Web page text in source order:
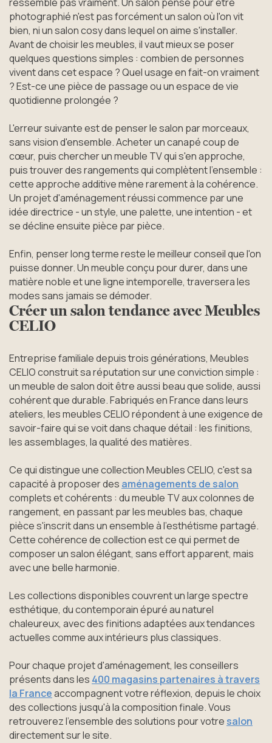
photographié n'est pas forcément un salon où l'on vit
bien, ni un salon cosy dans lequel on aime s'installer.
Avant de choisir les meubles, il vaut mieux se poser
quelques questions simples : combien de personnes
vivent dans cet espace ? Quel usage en fait-on vraiment
? Est-ce une pièce de passage ou un espace de vie
quotidienne prolongée ?
L'erreur suivante est de penser le salon par morceaux,
sans vision d'ensemble. Acheter un canapé coup de
cœur, puis chercher un meuble TV qui s'en approche,
puis trouver des rangements qui complètent l'ensemble :
cette approche additive mène rarement à la cohérence.
Un projet d'aménagement réussi commence par une
idée directrice - un style, une palette, une intention - et
se décline ensuite pièce par pièce.
Enfin, penser long terme reste le meilleur conseil que l'on
puisse donner. Un meuble conçu pour durer, dans une
matière noble et une ligne intemporelle, traversera les
modes sans jamais se démoder.
Créer un salon tendance avec Meubles
CELIO
Entreprise familiale depuis trois générations, Meubles
CELIO construit sa réputation sur une conviction simple :
un meuble de salon doit être aussi beau que solide, aussi
cohérent que durable. Fabriqués en France dans leurs
ateliers, les meubles CELIO répondent à une exigence de
savoir-faire qui se voit dans chaque détail : les finitions,
les assemblages, la qualité des matières.
Ce qui distingue une collection Meubles CELIO, c'est sa
capacité à proposer des aménagements de salon
complets et cohérents : du meuble TV aux colonnes de
rangement, en passant par les meubles bas, chaque
pièce s'inscrit dans un ensemble à l’esthétisme partagé.
Cette cohérence de collection est ce qui permet de
composer un salon élégant, sans effort apparent, mais
avec une belle harmonie.
Les collections disponibles couvrent un large spectre
esthétique, du contemporain épuré au naturel
chaleureux, avec des finitions adaptées aux tendances
actuelles comme aux intérieurs plus classiques.
Pour chaque projet d'aménagement, les conseillers
présents dans les 400 magasins partenaires à travers
la Franceaccompagnent votre réflexion, depuis le choix
des collections jusqu'à la composition finale. Vous
retrouverez l'ensemble des solutions pour votre salon
directement sur le site.